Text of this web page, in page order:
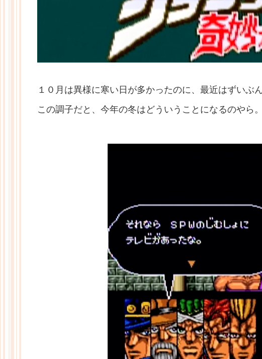
１０月は異様に寒い日が多かったのに、最近はずいぶ
この調子だと、今年の冬はどういうことになるのやら。